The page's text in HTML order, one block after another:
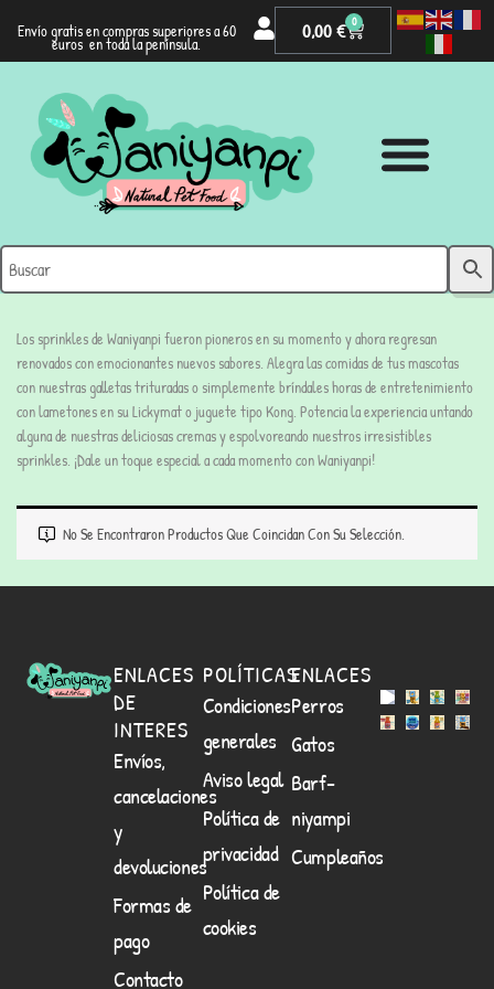
Envío gratis en compras superiores a 60
euros en toda la península.
0,00€ 0
Los sprinkles de Waniyanpi fueron pioneros en su momento y ahora regresan
renovados con emocionantes nuevos sabores. Alegra las comidas de tus mascotas
con nuestras galletas trituradas o simplemente bríndales horas de entretenimiento
con lametones en su Lickymat o juguete tipo Kong. Potencia la experiencia untando
alguna de nuestras deliciosas cremas y espolvoreando nuestros irresistibles
sprinkles. ¡Dale un toque especial a cada momento con Waniyanpi!
No Se Encontraron Productos Que Coincidan Con Su Selección.
ENLACES
DE
INTERES
Envíos,
cancelaciones
y
devoluciones
Formas de
pago
Contacto
POLÍTICAS
Condiciones
generales
Aviso legal
Política de
privacidad
Política de
cookies
ENLACES
Perros
Gatos
Barf-
niyampi
Cumpleaños